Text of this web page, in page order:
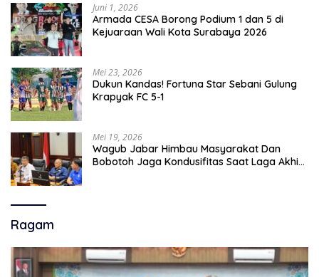
Juni 1, 2026
Armada CESA Borong Podium 1 dan 5 di
Kejuaraan Wali Kota Surabaya 2026
Mei 23, 2026
Dukun Kandas! Fortuna Star Sebani Gulung
Krapyak FC 5-1
Mei 19, 2026
Wagub Jabar Himbau Masyarakat Dan
Bobotoh Jaga Kondusifitas Saat Laga Akhir
Ragam